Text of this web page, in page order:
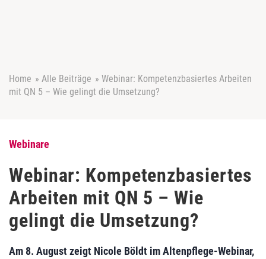
Home » Alle Beiträge » Webinar: Kompetenzbasiertes Arbeiten
mit QN 5 – Wie gelingt die Umsetzung?
Webinare
Webinar: Kompetenzbasiertes
Arbeiten mit QN 5 – Wie
gelingt die Umsetzung?
Am 8. August zeigt Nicole Böldt im Altenpflege-Webinar,